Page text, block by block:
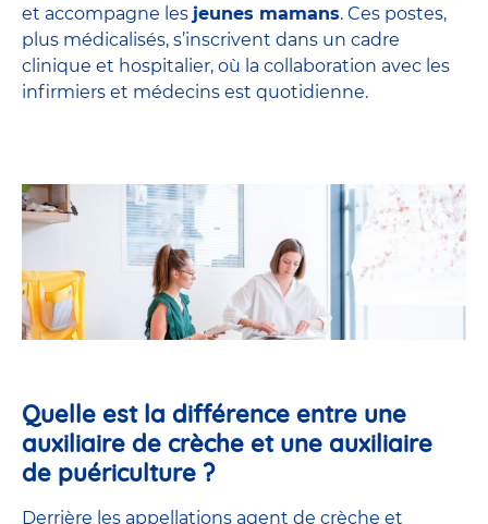
et accompagne les jeunes mamans. Ces postes,
plus médicalisés, s’inscrivent dans un cadre
clinique et hospitalier, où la collaboration avec les
infirmiers et médecins est quotidienne.
Quelle est la différence entre une
auxiliaire de crèche et une auxiliaire
de puériculture ?
Derrière les appellations agent de crèche et